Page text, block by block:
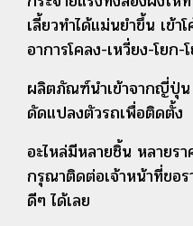
เลี้ยวทำได้แม่นยำขึ้น เข้า
อาการโคลง-เหวี่ยง-โยก-
ผลิตภัณฑ์นำเข้าจากญี่ปุ่น
ดัดแปลงตัวรถเพื่อติดตั้ง
อะไหล่มีหลายชิ้น หลายร
กรุณาติดต่อเจ้าหน้าที่ขอ
ดีๆ ได้เลย